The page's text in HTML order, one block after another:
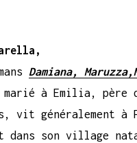
Damiana, Maruzza,
marié à Emilia,
vit généralement à
dans son village